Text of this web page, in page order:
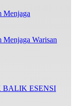
Warisan
BALIK ESENSI